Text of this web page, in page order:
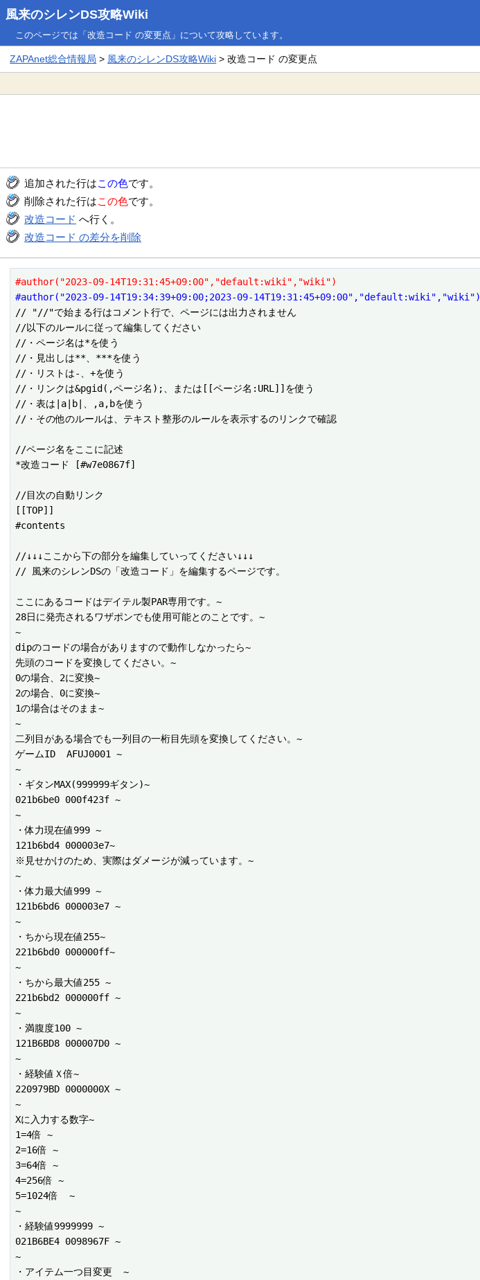
風来のシレンDS攻略Wiki
このページでは「改造コード の変更点」について攻略しています。
ZAPAnet総合情報局 > 風来のシレンDS攻略Wiki > 改造コード の変更点
追加された行はこの色です。
削除された行はこの色です。
改造コード へ行く。
改造コード の差分を削除
#author("2023-09-14T19:31:45+09:00","default:wiki","wiki")
#author("2023-09-14T19:34:39+09:00;2023-09-14T19:31:45+09:00","default:wiki","wiki")
// "//"で始まる行はコメント行で、ページには出力されません
//以下のルールに従って編集してください
//・ページ名は*を使う
//・見出しは**、***を使う
//・リストは-、+を使う
//・リンクは&pgid(,ページ名);、または[[ページ名:URL]]を使う
//・表は|a|b|、,a,bを使う
//・その他のルールは、テキスト整形のルールを表示するのリンクで確認
//ページ名をここに記述
*改造コード [#w7e0867f]
//目次の自動リンク
[[TOP]]
#contents
//↓↓↓ここから下の部分を編集していってください↓↓↓
// 風来のシレンDSの「改造コード」を編集するページです。
ここにあるコードはデイテル製PAR専用です。~
28日に発売されるワザポンでも使用可能とのことです。~
~
dipのコードの場合がありますので動作しなかったら~
先頭のコードを変換してください。~
0の場合、2に変換~
2の場合、0に変換~
1の場合はそのまま~
~
二列目がある場合でも一列目の一桁目先頭を変換してください。~
ゲームID  AFUJ0001 ~
~
・ギタンMAX(999999ギタン)~
021b6be0 000f423f ~
~
・体力現在値999 ~
121b6bd4 000003e7~
※見せかけのため、実際はダメージが減っています。~
~
・体力最大値999 ~
121b6bd6 000003e7 ~
~
・ちから現在値255~
221b6bd0 000000ff~
~
・ちから最大値255 ~
221b6bd2 000000ff ~
~
・満腹度100 ~
121B6BD8 000007D0 ~
~
・経験値Ｘ倍~
220979BD 0000000X ~
~
Xに入力する数字~
1=4倍 ~
2=16倍 ~
3=64倍 ~
4=256倍 ~
5=1024倍  ~
~
・経験値9999999 ~
021B6BE4 0098967F ~
~
・アイテム一つ目変更  ~